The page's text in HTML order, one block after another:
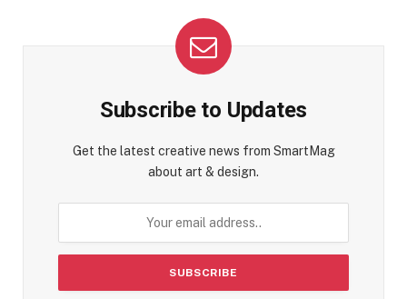
Subscribe to Updates
Get the latest creative news from SmartMag
about art & design.